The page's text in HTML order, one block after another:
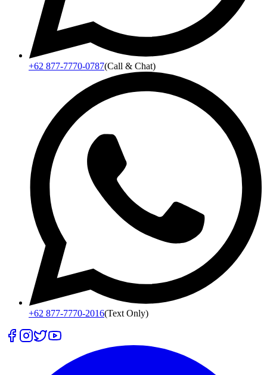
+62 877-7770-0787(Call & Chat)
+62 877-7770-2016(Text Only)